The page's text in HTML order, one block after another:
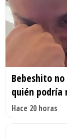
Bebeshito
quién podría
Hace 20 horas